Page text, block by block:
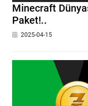
Minecraft
Paket!..
2025-04-15